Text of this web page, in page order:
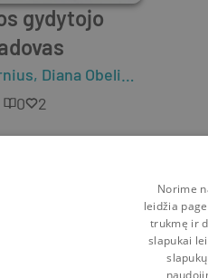
gydytojo
, Diana Obelienienė
0
2
Norime
leidžia
trukmę ir
slapukai